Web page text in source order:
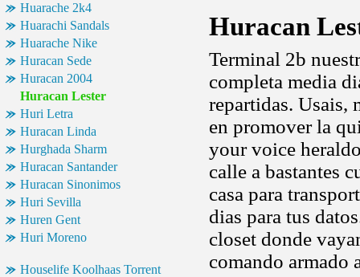
Huarache 2k4
Huarachi Sandals
Huarache Nike
Huracan Sede
Huracan 2004
Huracan Lester
Huri Letra
Huracan Linda
Hurghada Sharm
Huracan Santander
Huracan Sinonimos
Huri Sevilla
Huren Gent
Huri Moreno
Houselife Koolhaas Torrent
Huracan
Terminal 2b
completa media
repartidas. Usais,
en promover la
your voice
calle a bastantes
casa para
dias para tus
closet donde
comando armado